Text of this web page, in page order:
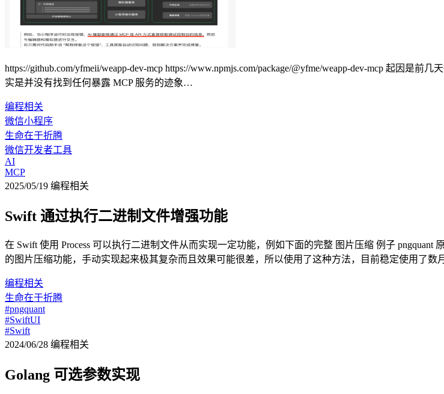
https://github.com/yfmeii/weapp-dev-mcp https://www.npmjs.com/package/@yfme/weapp-dev-mcp 起因是
实是并没有找到任何暴露 MCP 服务的迹象…
编程相关
微信小程序
生命在于折腾
微信开发者工具
AI
MCP
2025/05/19 编程相关
Swift 通过执行二进制文件增强功能
在 Swift 使用 Process 可以执行二进制文件从而实现一定功能，例如下面的完整 图片压缩 例子
的图片压缩功能，手动实现起来极其复杂而且效果可能很差，所以使用了这种方法，目前稳定使用了数
编程相关
生命在于折腾
#pngquant
#SwiftUI
#Swift
2024/06/28 编程相关
Golang 可选参数实现